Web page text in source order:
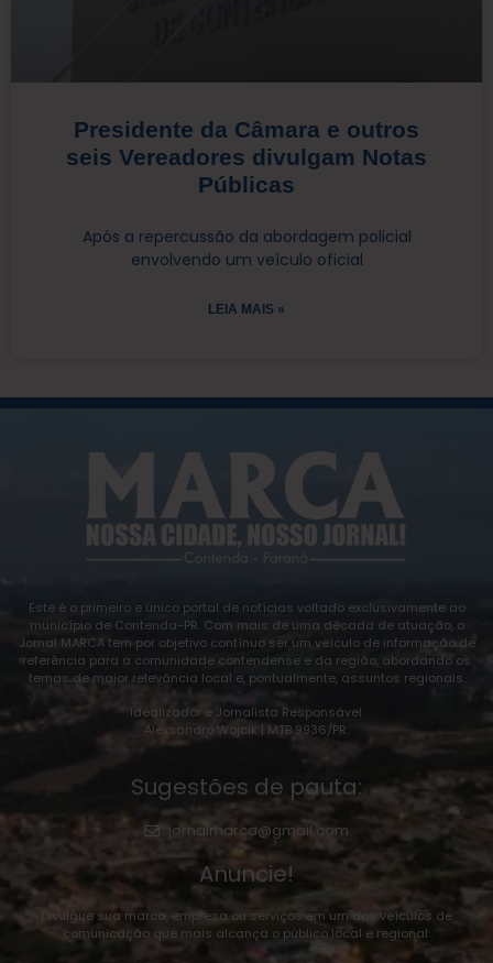
Presidente da Câmara e outros
seis Vereadores divulgam Notas
Públicas
Após a repercussão da abordagem policial
envolvendo um veículo oficial
LEIA MAIS »
Este é o primeiro e único portal de notícias voltado exclusivamente ao
município de Contenda-PR. Com mais de uma década de atuação, o
Jornal MARCA tem por objetivo contínuo ser um veículo de informação de
referência para a comunidade contendense e da região, abordando os
temas de maior relevância local e, pontualmente, assuntos regionais.
Idealizador e Jornalista Responsável:
Alexsandro Wojcik | MTB 9936/PR.
Sugestões de pauta:
jornalmarca@gmail.com
Anuncie!
Divulgue sua marca, empresa ou serviços em um dos veículos de
comunicação que mais alcança o público local e regional: